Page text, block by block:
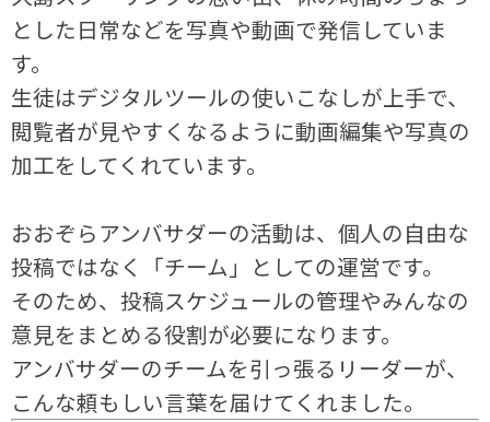
とした日常などを写真や動画で発信していま
す。
生徒はデジタルツールの使いこなしが上手で、
閲覧者が見やすくなるように動画編集や写真の
加工をしてくれています。
おおぞらアンバサダーの活動は、個人の自由な
投稿ではなく「チーム」としての運営です。
そのため、投稿スケジュールの管理やみんなの
意見をまとめる役割が必要になります。
アンバサダーのチームを引っ張るリーダーが、
こんな頼もしい言葉を届けてくれました。